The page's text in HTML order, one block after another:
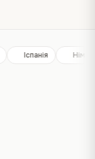
Іспанія